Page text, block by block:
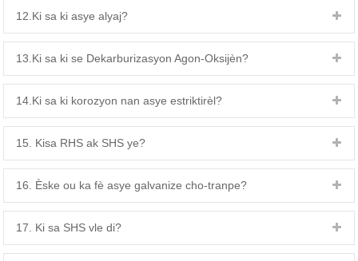
12.Ki sa ki asye alyaj?
13.Ki sa ki se Dekarburizasyon Agon-Oksijèn?
14.Ki sa ki korozyon nan asye estriktirèl?
15. Kisa RHS ak SHS ye?
16. Èske ou ka fè asye galvanize cho-tranpe?
17. Ki sa SHS vle di?